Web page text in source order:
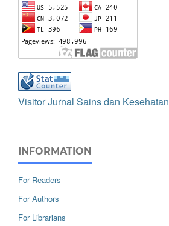
Visitor Jurnal Sains dan Kesehatan
INFORMATION
For Readers
For Authors
For Librarians